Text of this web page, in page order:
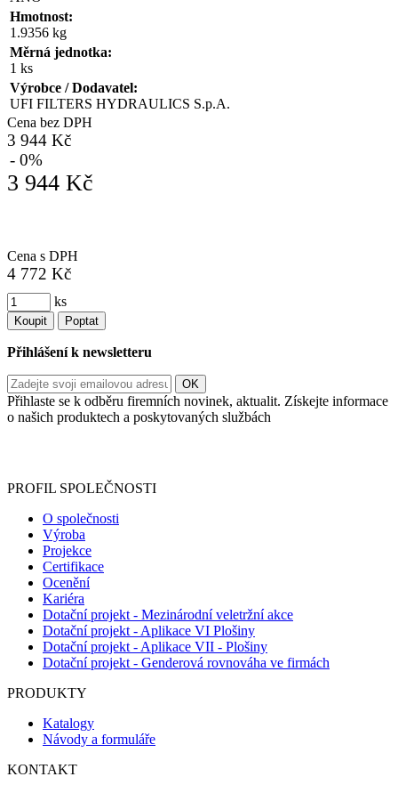
Hmotnost:
1.9356 kg
Měrná jednotka:
1 ks
Výrobce / Dodavatel:
UFI FILTERS HYDRAULICS S.p.A.
Cena bez DPH
3 944 Kč
- 0%
3 944 Kč
Cena s DPH
4 772 Kč
ks
Koupit Poptat
Přihlášení k newsletteru
Přihlaste se k odběru firemních novinek, aktualit. Získejte informace
o našich produktech a poskytovaných službách
PROFIL SPOLEČNOSTI
O společnosti
Výroba
Projekce
Certifikace
Ocenění
Kariéra
Dotační projekt - Mezinárodní veletržní akce
Dotační projekt - Aplikace VI Plošiny
Dotační projekt - Aplikace VII - Plošiny
Dotační projekt - Genderová rovnováha ve firmách
PRODUKTY
Katalogy
Návody a formuláře
KONTAKT